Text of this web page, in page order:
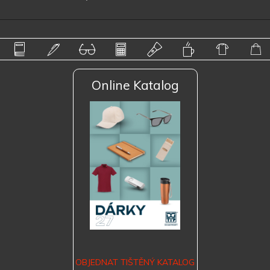
Online Katalog
OBJEDNAT TIŠTĚNÝ KATALOG